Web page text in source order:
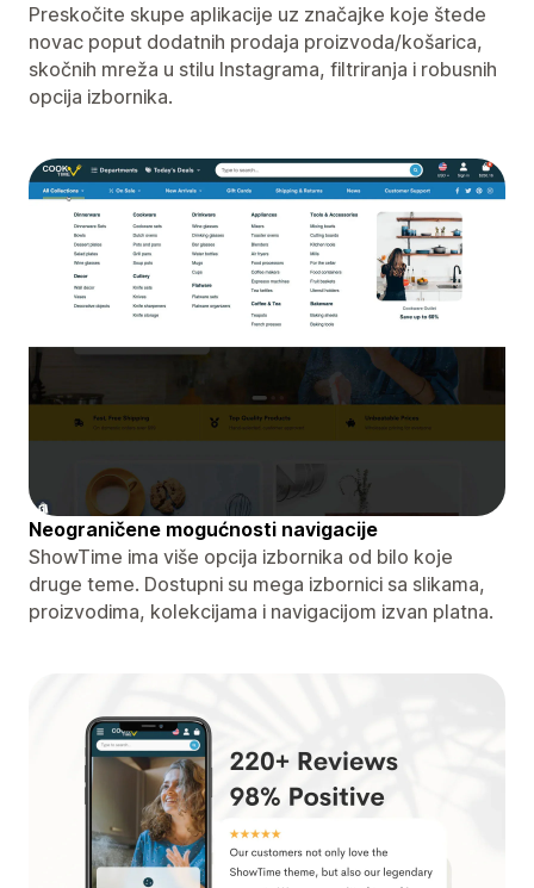
Preskočite skupe aplikacije uz značajke koje štede
novac poput dodatnih prodaja proizvoda/košarica,
skočnih mreža u stilu Instagrama, filtriranja i robusnih
opcija izbornika.
Neograničene mogućnosti navigacije
ShowTime ima više opcija izbornika od bilo koje
druge teme. Dostupni su mega izbornici sa slikama,
proizvodima, kolekcijama i navigacijom izvan platna.